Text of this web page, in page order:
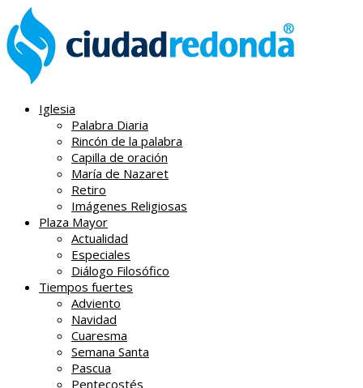
Iglesia
Palabra Diaria
Rincón de la palabra
Capilla de oración
María de Nazaret
Retiro
Imágenes Religiosas
Plaza Mayor
Actualidad
Especiales
Diálogo Filosófico
Tiempos fuertes
Adviento
Navidad
Cuaresma
Semana Santa
Pascua
Pentecostés